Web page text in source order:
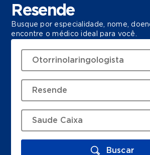
Resende
Busque por especialidade, nome,
encontre o médico ideal para você.
Buscar